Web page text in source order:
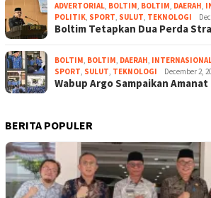
ADVERTORIAL, BOLTIM, BOLTIM, DAERAH,
POLITIK, SPORT, SULUT, TEKNOLOGI
Boltim Tetapkan Dua Perda
BOLTIM, BOLTIM, DAERAH,
SPORT, SULUT, TEKNOLOGI December 2,
Wabup Argo Sampaikan
BERITA POPULER